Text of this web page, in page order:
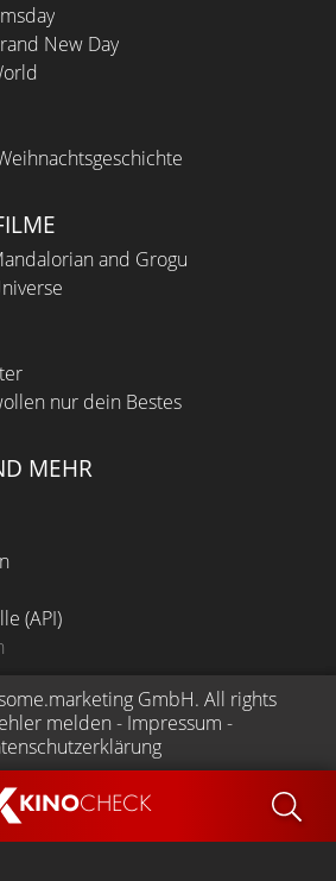
KINOCHECK
New Day
and Grogu
nur dein Bestes
MEHR
(API)
GmbH. All rights
melden - Impressum -